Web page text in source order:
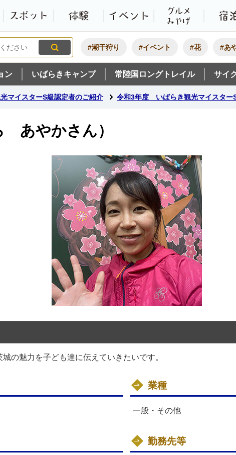
観光いばらき公式ホームページ
特集・オススメ
モデルコーススポット 体験
#潮干狩り #イベント #花 #あ
ン いばらきキャンプ 常陸国ロングトレイル サイ
マイスターS級認定者のご紹介 令和3年度 いばらき観光マイスター
あやかさん）
の魅力を子ども達に伝えていきたいです。
業種
一般・その他
勤務先等